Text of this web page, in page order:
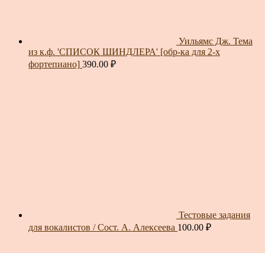
Уильямс Дж. Тема
из к.ф. 'СПИСОК ШИНДЛЕРА' [обр-ка для 2-х
фортепиано] 390.00 ₽
Тестовые задания
для вокалистов / Сост. А. Алексеева 100.00 ₽